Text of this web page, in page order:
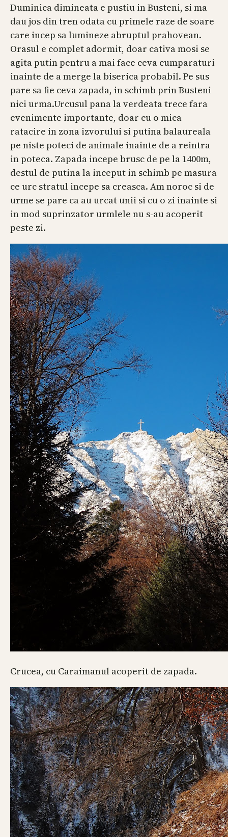
Duminica dimineata e pustiu in Busteni, si ma
dau jos din tren odata cu primele raze de soare
care incep sa lumineze abruptul prahovean.
Orasul e complet adormit, doar cativa mosi se
agita putin pentru a mai face ceva cumparaturi
inainte de a merge la biserica probabil. Pe sus
pare sa fie ceva zapada, in schimb prin Busteni
nici urma.Urcusul pana la verdeata trece fara
evenimente importante, doar cu o mica
ratacire in zona izvorului si putina balaureala
pe niste poteci de animale inainte de a reintra
in poteca. Zapada incepe brusc de pe la 1400m,
destul de putina la inceput in schimb pe masura
ce urc stratul incepe sa creasca. Am noroc si de
urme se pare ca au urcat unii si cu o zi inainte si
in mod suprinzator urmlele nu s-au acoperit
peste zi.
Crucea, cu Caraimanul acoperit de zapada.